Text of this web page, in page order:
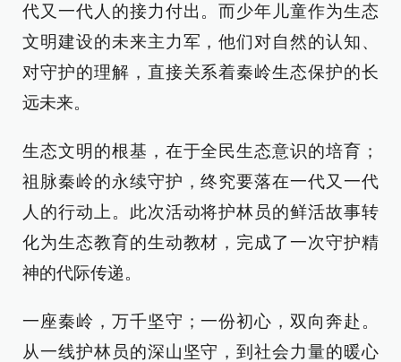
代又一代人的接力付出。而少年儿童作为生态
文明建设的未来主力军，他们对自然的认知、
对守护的理解，直接关系着秦岭生态保护的长
远未来。
生态文明的根基，在于全民生态意识的培育；
祖脉秦岭的永续守护，终究要落在一代又一代
人的行动上。此次活动将护林员的鲜活故事转
化为生态教育的生动教材，完成了一次守护精
神的代际传递。
一座秦岭，万千坚守；一份初心，双向奔赴。
从一线护林员的深山坚守，到社会力量的暖心